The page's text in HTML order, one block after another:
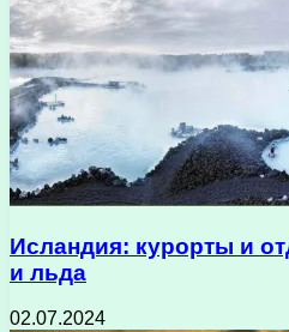
Исландия: курорты и
и льда
02.07.2024